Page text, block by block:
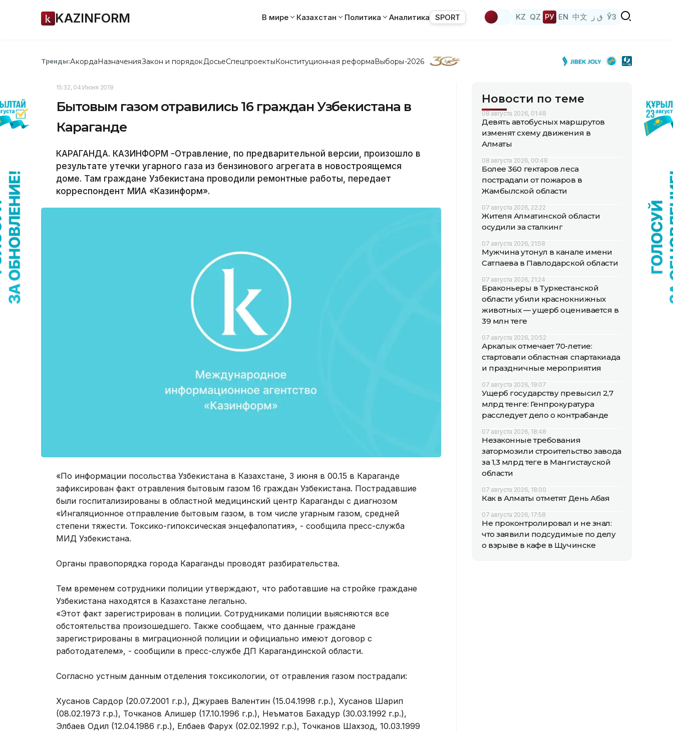
KAZINFORM В мире Казахстан Политика Аналитика SPORT KZ QZ РУ EN 中文 ق ز ЎЗ
Тренды:АкордаНазначенияЗакон и порядок ДосьеСпецпроектыКонституционная реформаВыборы-2026
15:32, 04 Июня 2019
Бытовым газом отравились 16 граждан Узбекистана в
Караганде
КАРАГАНДА. КАЗИНФОРМ -Отравление, по предварительной версии, произошло в
результате утечки угарного газа из бензинового агрегата в новостроящемся
доме. Там граждане Узбекистана проводили ремонтные работы, передает
корреспондент МИА «Казинформ».
«По информации посольства Узбекистана в Казахстане, 3 июня в 00.15 в Караганде
зафиксирован факт отравления бытовым газом 16 граждан Узбекистана. Пострадавшие
были госпитализированы в областной медицинский центр Караганды с диагнозом
«Ингаляционное отправление бытовым газом, в том числе угарным газом, средней
степени тяжести. Токсико-гипоксическая энцефалопатия», - сообщила пресс-служба
МИД Узбекистана.
Органы правопорядка города Караганды проводят разбирательства.
Тем временем сотрудники полиции утверждают, что работавшие на стройке граждане
Узбекистана находятся в Казахстане легально.
«Этот факт зарегистрирован в полиции. Сотрудниками полиции выясняются все
обстоятельства произошедшего. Также сообщаем, что данные граждане
зарегистрированы в миграционной полиции и официально имеют договор с
работодателем», - сообщили в пресс-службе ДП Карагандинской области.
Согласно устным данным отделения токсикологии, от отравления газом пострадали:
Хусанов Сардор (20.07.2001 г.р.), Джураев Валентин (15.04.1998 г.р.), Хусанов Шарип
(08.02.1973 г.р.), Точканов Алишер (17.10.1996 г.р.), Неъматов Бахадур (30.03.1992 г.р.),
Элбаев Одил (12.04.1986 г.р.), Елбаев Фарух (02.02.1992 г.р.), Точканов Шахзод, 10.03.1999
Новости по теме
08 августа 2026, 01:48
Девять автобусных маршрутов
изменят схему движения в
Алматы
08 августа 2026, 00:48
Более 360 гектаров леса
пострадали от пожаров в
Жамбылской области
07 августа 2026, 22:22
Жителя Алматинской области
осудили за сталкинг
07 августа 2026, 21:58
Мужчина утонул в канале имени
Сатпаева в Павлодарской области
07 августа 2026, 21:24
Браконьеры в Туркестанской
области убили краснокнижных
животных — ущерб оценивается в
39 млн теңге
07 августа 2026, 20:52
Аркалык отмечает 70-летие:
стартовали областная спартакиада
и праздничные мероприятия
07 августа 2026, 19:07
Ущерб государству превысил 2,7
млрд тенге: Генпрокуратура
расследует дело о контрабанде
07 августа 2026, 18:48
Незаконные требования
затормозили строительство завода
за 1,3 млрд теңге в Мангистауской
области
07 августа 2026, 18:00
Как в Алматы отметят День Абая
07 августа 2026, 17:58
Не проконтролировал и не знал:
что заявили подсудимые по делу
о взрыве в кафе в Щучинске